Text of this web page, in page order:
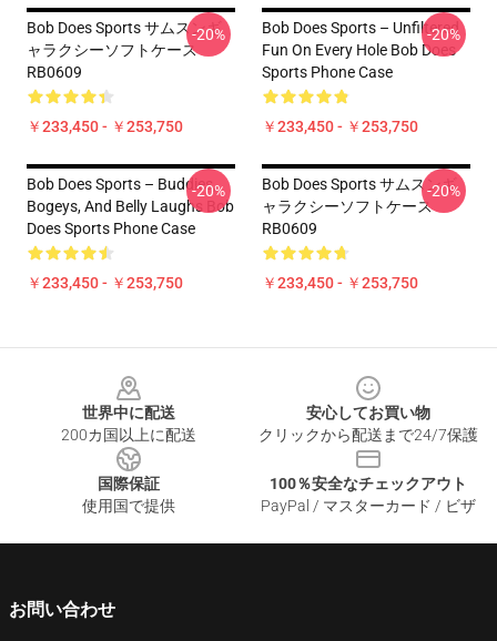
Bob Does Sports サムスンギ
ャラクシーソフトケース
RB0609
￥233,450 - ￥253,750
-20%
Bob Does Sports – Unfiltered
Fun On Every Hole Bob Does
Sports Phone Case
￥233,450 - ￥253,750
-20%
Bob Does Sports – Buddies,
Bogeys, And Belly Laughs Bob
Does Sports Phone Case
￥233,450 - ￥253,750
-20%
Bob Does Sports サムスンギ
ャラクシーソフトケース
RB0609
￥233,450 - ￥253,750
-20%
世界中に配送
200カ国以上に配送
安心してお買い物
クリックから配送まで24/7保護
国際保証
使用国で提供
100％安全なチェックアウト
PayPal / マスターカード / ビザ
お問い合わせ